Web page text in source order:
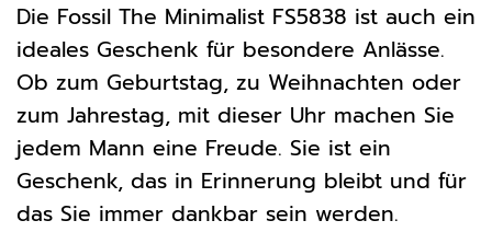
Die Fossil The Minimalist FS5838 ist auch ein
ideales Geschenk für besondere Anlässe.
Ob zum Geburtstag, zu Weihnachten oder
zum Jahrestag, mit dieser Uhr machen Sie
jedem Mann eine Freude. Sie ist ein
Geschenk, das in Erinnerung bleibt und für
das Sie immer dankbar sein werden.